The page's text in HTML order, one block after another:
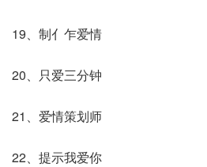
19、制亻乍爱情
20、只爱三分钟
21、爱情策划师
22、提示我爱你